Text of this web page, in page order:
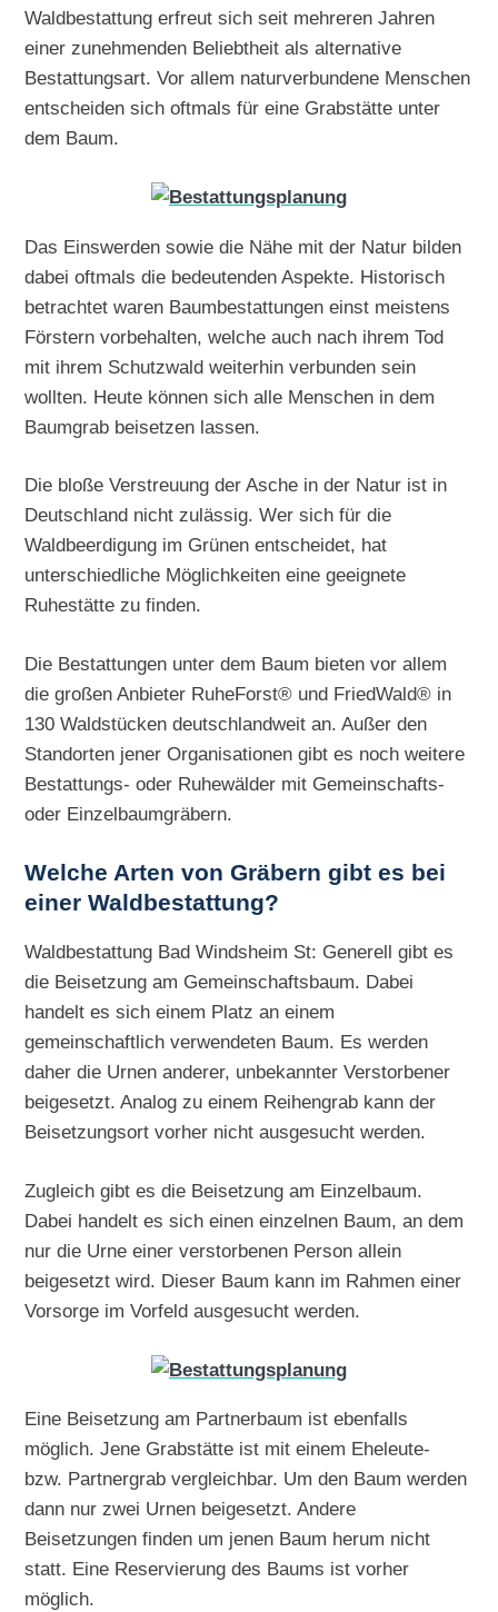
Waldbestattung erfreut sich seit mehreren Jahren
einer zunehmenden Beliebtheit als alternative
Bestattungsart. Vor allem naturverbundene Menschen
entscheiden sich oftmals für eine Grabstätte unter
dem Baum.
Das Einswerden sowie die Nähe mit der Natur bilden
dabei oftmals die bedeutenden Aspekte. Historisch
betrachtet waren Baumbestattungen einst meistens
Förstern vorbehalten, welche auch nach ihrem Tod
mit ihrem Schutzwald weiterhin verbunden sein
wollten. Heute können sich alle Menschen in dem
Baumgrab beisetzen lassen.
Die bloße Verstreuung der Asche in der Natur ist in
Deutschland nicht zulässig. Wer sich für die
Waldbeerdigung im Grünen entscheidet, hat
unterschiedliche Möglichkeiten eine geeignete
Ruhestätte zu finden.
Die Bestattungen unter dem Baum bieten vor allem
die großen Anbieter RuheForst® und FriedWald® in
130 Waldstücken deutschlandweit an. Außer den
Standorten jener Organisationen gibt es noch weitere
Bestattungs- oder Ruhewälder mit Gemeinschafts-
oder Einzelbaumgräbern.
Welche Arten von Gräbern gibt es bei
einer Waldbestattung?
Waldbestattung Bad Windsheim St: Generell gibt es
die Beisetzung am Gemeinschaftsbaum. Dabei
handelt es sich einem Platz an einem
gemeinschaftlich verwendeten Baum. Es werden
daher die Urnen anderer, unbekannter Verstorbener
beigesetzt. Analog zu einem Reihengrab kann der
Beisetzungsort vorher nicht ausgesucht werden.
Zugleich gibt es die Beisetzung am Einzelbaum.
Dabei handelt es sich einen einzelnen Baum, an dem
nur die Urne einer verstorbenen Person allein
beigesetzt wird. Dieser Baum kann im Rahmen einer
Vorsorge im Vorfeld ausgesucht werden.
Eine Beisetzung am Partnerbaum ist ebenfalls
möglich. Jene Grabstätte ist mit einem Eheleute-
bzw. Partnergrab vergleichbar. Um den Baum werden
dann nur zwei Urnen beigesetzt. Andere
Beisetzungen finden um jenen Baum herum nicht
statt. Eine Reservierung des Baums ist vorher
möglich.